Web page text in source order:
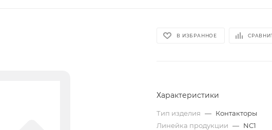
В ИЗБРАННОЕ
Характеристики
Тип изделия — Контакторы
Линейка продукции — NC1